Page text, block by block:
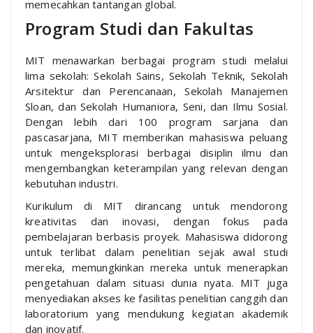
memecahkan tantangan global.
Program Studi dan Fakultas
MIT menawarkan berbagai program studi melalui
lima sekolah: Sekolah Sains, Sekolah Teknik, Sekolah
Arsitektur dan Perencanaan, Sekolah Manajemen
Sloan, dan Sekolah Humaniora, Seni, dan Ilmu Sosial.
Dengan lebih dari 100 program sarjana dan
pascasarjana, MIT memberikan mahasiswa peluang
untuk mengeksplorasi berbagai disiplin ilmu dan
mengembangkan keterampilan yang relevan dengan
kebutuhan industri.
Kurikulum di MIT dirancang untuk mendorong
kreativitas dan inovasi, dengan fokus pada
pembelajaran berbasis proyek. Mahasiswa didorong
untuk terlibat dalam penelitian sejak awal studi
mereka, memungkinkan mereka untuk menerapkan
pengetahuan dalam situasi dunia nyata. MIT juga
menyediakan akses ke fasilitas penelitian canggih dan
laboratorium yang mendukung kegiatan akademik
dan inovatif.